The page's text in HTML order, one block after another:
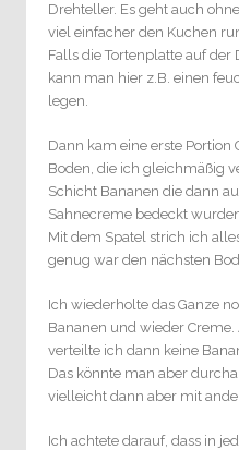
Drehteller. Es geht auch
viel einfacher den Kuchen
Falls die Tortenplatte auf
kann man hier z.B. einen
legen.
Dann kam eine erste Portion
Boden, die ich gleichmäßig
Schicht Bananen die dann
Sahnecreme bedeckt
Mit dem Spatel strich ich
genug war den nächsten
Ich wiederholte das Ganze
Bananen und wieder
verteilte ich dann keine
Das könnte man aber
vielleicht dann aber mit
Ich achtete darauf, dass in